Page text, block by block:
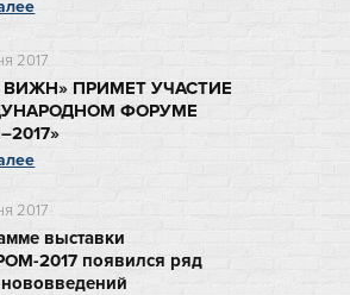
2017
ВИЖН» ПРИМЕТ УЧАСТИЕ
ФОРУМЕ
2017
выставки
2017 появился ряд